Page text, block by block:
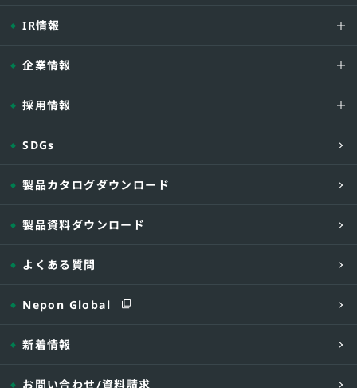
IR情報
企業情報
採用情報
SDGs
製品カタログダウンロード
製品資料ダウンロード
よくある質問
Nepon Global
新着情報
お問い合わせ/資料請求